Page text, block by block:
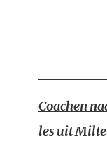
Coachen
les uit